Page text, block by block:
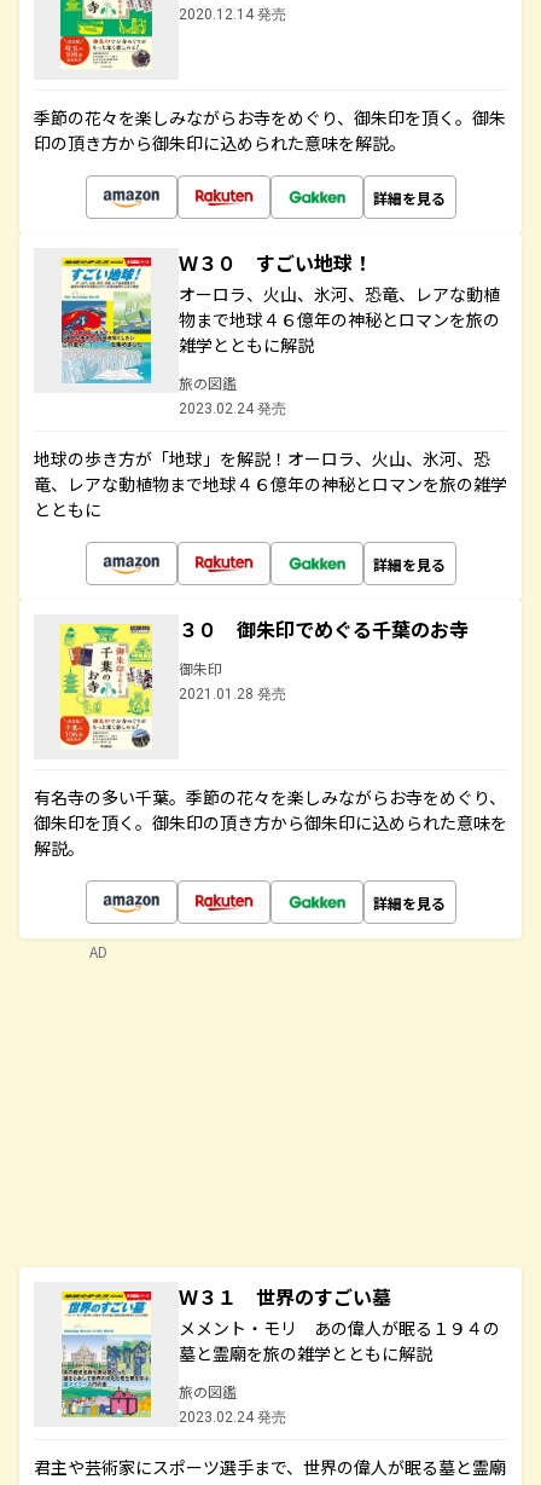
2020.12.14 発売
季節の花々を楽しみながらお寺をめぐり、御朱印を頂く。御朱
印の頂き方から御朱印に込められた意味を解説。
詳細を見る
Ｗ３０ すごい地球！
オーロラ、火山、氷河、恐竜、レアな動植
物まで地球４６億年の神秘とロマンを旅の
雑学とともに解説
旅の図鑑
2023.02.24 発売
地球の歩き方が「地球」を解説！オーロラ、火山、氷河、恐
竜、レアな動植物まで地球４６億年の神秘とロマンを旅の雑学
とともに
詳細を見る
３０ 御朱印でめぐる千葉のお寺
御朱印
2021.01.28 発売
有名寺の多い千葉。季節の花々を楽しみながらお寺をめぐり、
御朱印を頂く。御朱印の頂き方から御朱印に込められた意味を
解説。
詳細を見る
Ｗ３１ 世界のすごい墓
メメント・モリ あの偉人が眠る１９４の
墓と霊廟を旅の雑学とともに解説
旅の図鑑
2023.02.24 発売
君主や芸術家にスポーツ選手まで、世界の偉人が眠る墓と霊廟
AD